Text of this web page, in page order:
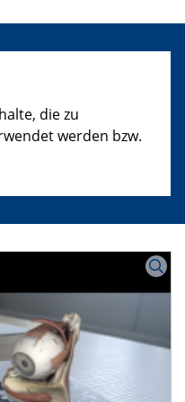
die zu
werden bzw.